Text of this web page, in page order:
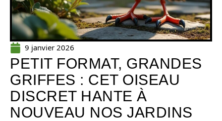
9 janvier 2026
PETIT FORMAT, GRANDES
GRIFFES : CET OISEAU
DISCRET HANTE À
NOUVEAU NOS JARDINS